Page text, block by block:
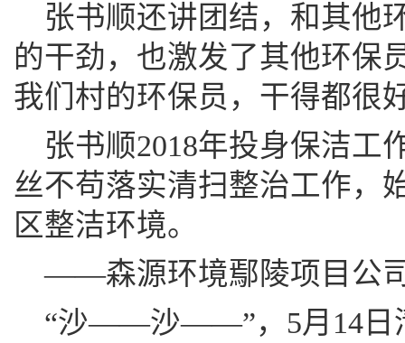
张书顺还讲团结，和其他
的干劲，也激发了其他环保
我们村的环保员，干得都
张书顺2018年投身保洁工
丝不苟落实清扫整治工作，
区整洁环境。
——森源环境鄢陵项目公
“沙——沙——”，5月14日